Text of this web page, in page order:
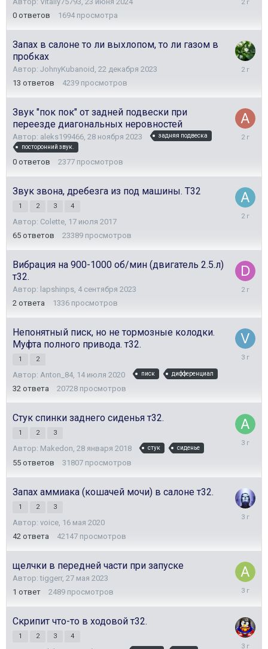
0 ответов 1694 просмотра
Запах в салоне то ли выхлопом, то ли газом в
пробках
Автор: JohnyKubanoid 22 декабря 2023
13 ответов 4239 просмотров
Звук "пок пок" от задней подвески при
переезде диагональных неровностей
Автор: aleks199466 28 ноября 2023
задняя подвеска
посторонний звук.
0 ответов 2377 просмотров
28
Звук звона, дребезга из под машины. Т32
1 2 3 4
Автор: Colette 17 июля 2017
65 ответов 23389 просмотров
13
Вибрация на 900-1000 об/мин (двигатель 2.5.л)
т32.
Автор: lapshinps 4 сентября 2023
2 ответа 1336 просмотров
Непонятный писк, но не тормозные колодки.
Муфта полного привода. т32.
1 2
Автор: Anton_84, 14 июля 2020 писк дифференциал
32 ответа 20728 просмотров
31
Стук спинки заднего сиденья т32.
1 2 3
Автор: Makedon, 28 января 2018 стук сиденье
55 ответов 31807 просмотров
22
Запах аммиака (кошачей мочи) в салоне т32.
1 2 3
Автор: voice 16 мая 2020
42 ответа 42147 просмотров
щелчки в передней части при запуске
Автор:tiggerr, 27 мая 2023
1 ответ 2489 просмотров
27
Скрипит что-то в ходовой т32.
1 2 3 4
18